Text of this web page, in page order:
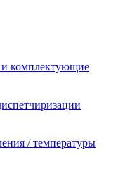
и комплектующие
/ температуры